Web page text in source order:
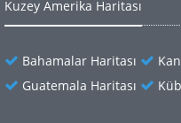
Kuzey Amerika Haritası
Bahamalar Haritası
Guatemala Haritası